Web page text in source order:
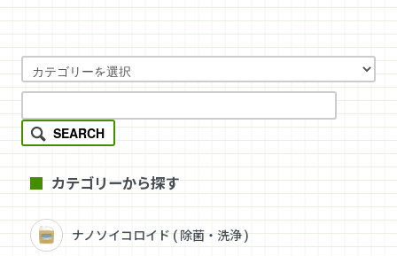
SEARCH
カテゴリーから探す
ナノソイコロイド ( 除菌・洗浄 )